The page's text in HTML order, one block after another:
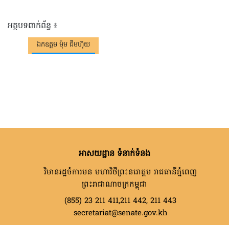
អត្ថបទពាក់ព័ន្ធ ៖
ឯកឧត្តម ម៉ុម ជឹមហ៊ុយ
អាសយដ្ឋាន ទំនាក់ទំនង
វិមានរដ្ឋចំការមន មហាវិថីព្រះនរោត្តម រាជធានីភ្នំពេញ
ព្រះរាជាណាចក្រកម្ពុជា
(855) 23 211 411,211 442, 211 443
secretariat@senate.gov.kh